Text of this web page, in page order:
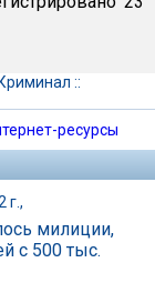
::
ресурсы
г.,
милиции,
с 500 тыс.